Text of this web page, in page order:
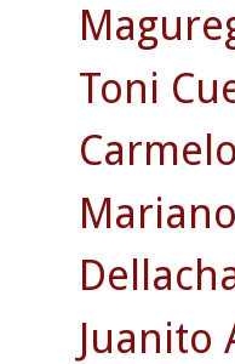
Toni
Juanito